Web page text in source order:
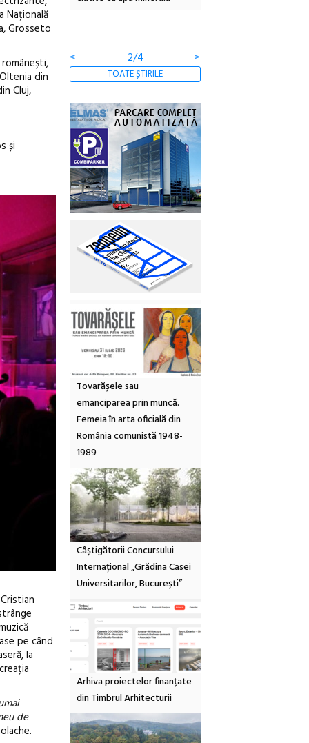
Națională
Grosseto
din
Cluj,
și
pe când
la
de
<
3/4 >
TOATE ȘTIRILE
Tovarășele sau
emanciparea prin muncă.
Femeia în arta oficială din
România comunistă 1948-
1989
Câștigătorii Concursului
Internațional „Grădina Casei
Universitarilor, București”
Arhiva proiectelor finanțate
din Timbrul Arhitecturii